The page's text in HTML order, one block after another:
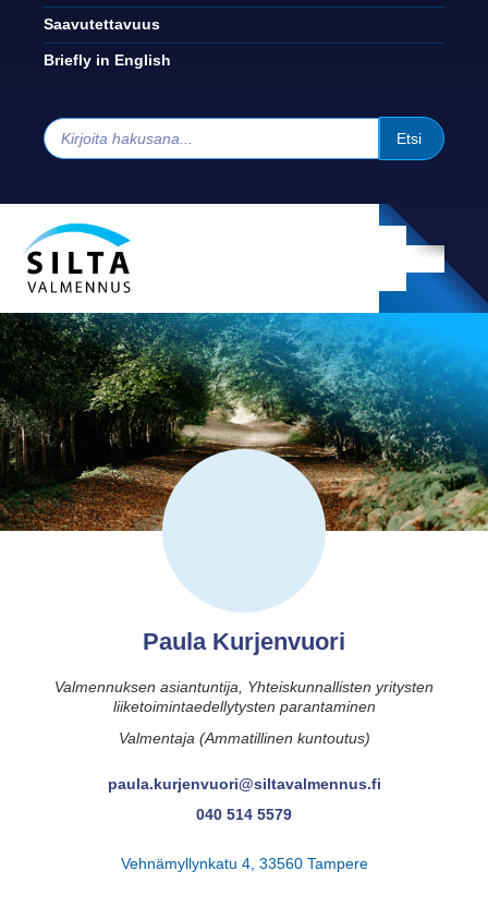
Saavutettavuus
Briefly in English
Paula Kurjenvuori
Valmennuksen asiantuntija, Yhteiskunnallisten yritysten
liiketoimintaedellytysten parantaminen
Valmentaja (Ammatillinen kuntoutus)
paula.kurjenvuori@siltavalmennus.fi
040 514 5579
Vehnämyllynkatu 4, 33560 Tampere